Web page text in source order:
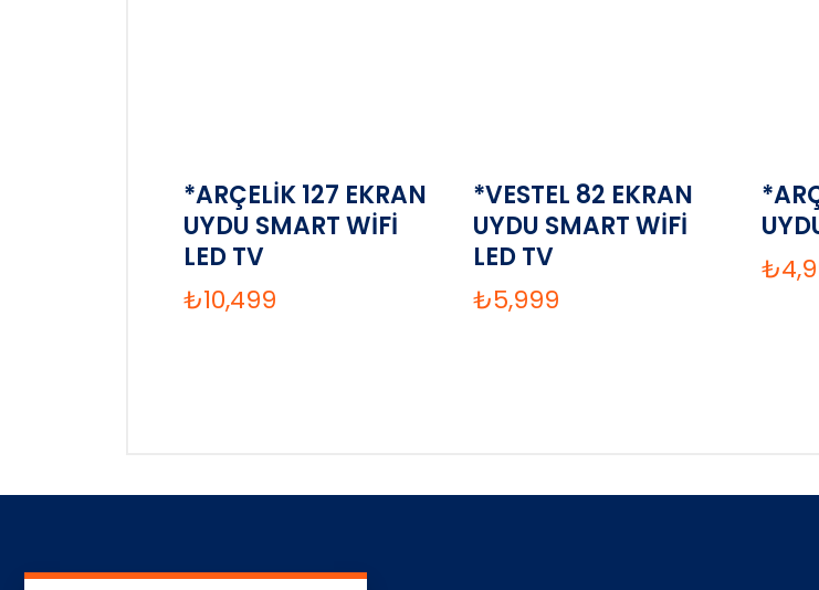
*ARÇELİK 127 EKRAN
UYDU SMART WİFİ
LED TV
₺10,499
*VESTEL 82 EKRAN
UYDU SMART WİFİ
LED TV
₺5,999
₺